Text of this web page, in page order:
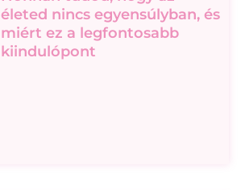
életed nincs egyensúlyban, és
miért ez a legfontosabb
kiindulópont